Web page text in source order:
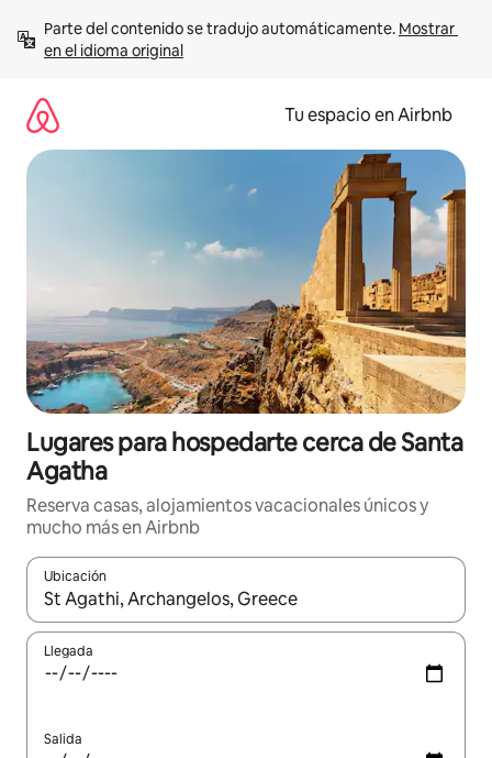
contenido
Parte del contenido se tradujo automáticamente. Mostrar
en el idioma original
Tu espacio en Airbnb
Lugares para hospedarte cerca de Santa
Agatha
Reserva casas, alojamientos vacacionales únicos y
mucho más en Airbnb
Ubicación
Cuando los resultados estén disponibles, podrás navegar
Llegada
Salida